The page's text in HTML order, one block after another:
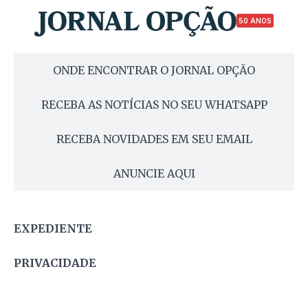
50 ANOS
ONDE ENCONTRAR O JORNAL OPÇÃO
RECEBA AS NOTÍCIAS NO SEU WHATSAPP
RECEBA NOVIDADES EM SEU EMAIL
ANUNCIE AQUI
EXPEDIENTE
PRIVACIDADE